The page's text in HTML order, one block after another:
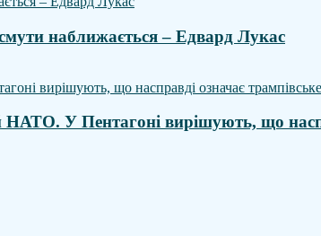
наближається – Едвард Лукас
У Пентагоні вирішують, що